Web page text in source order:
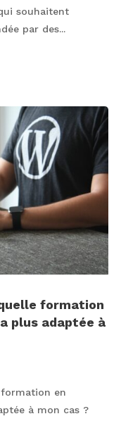
souhaitent
par des...
formation
plus adaptée à
en
à mon cas ?